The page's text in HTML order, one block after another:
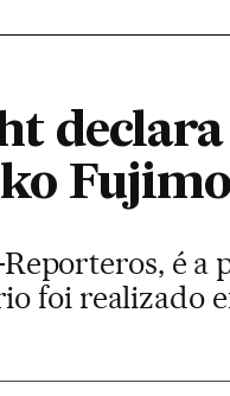
é
foi realizado